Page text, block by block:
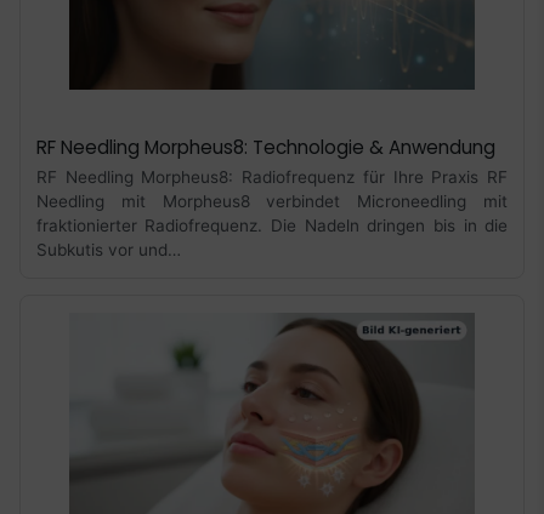
RF Needling Morpheus8: Technologie & Anwendung
RF Needling Morpheus8: Radiofrequenz für Ihre Praxis RF
Needling mit Morpheus8 verbindet Microneedling mit
fraktionierter Radiofrequenz. Die Nadeln dringen bis in die
Subkutis vor und…